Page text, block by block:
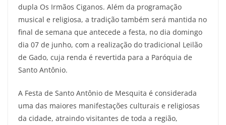
dupla Os Irmãos Ciganos. Além da programação
musical e religiosa, a tradição também será mantida no
final de semana que antecede a festa, no dia domingo
dia 07 de junho, com a realização do tradicional Leilão
de Gado, cuja renda é revertida para a Paróquia de
Santo Antônio.
A Festa de Santo Antônio de Mesquita é considerada
uma das maiores manifestações culturais e religiosas
da cidade, atraindo visitantes de toda a região,